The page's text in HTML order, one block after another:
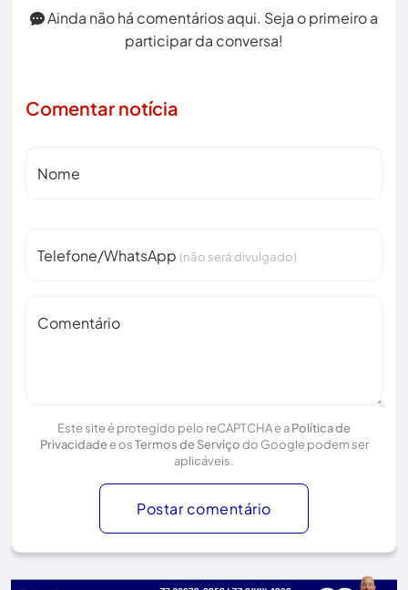
Ainda não há comentários aqui. Seja o primeiro a
participar da conversa!
Comentar notícia
Nome
Telefone/WhatsApp (não será divulgado)
Comentário
Este site é protegido pelo reCAPTCHA e aPolítica de
Privacidadee osTermos de Serviçodo Google podem ser
aplicáveis.
Postar comentário